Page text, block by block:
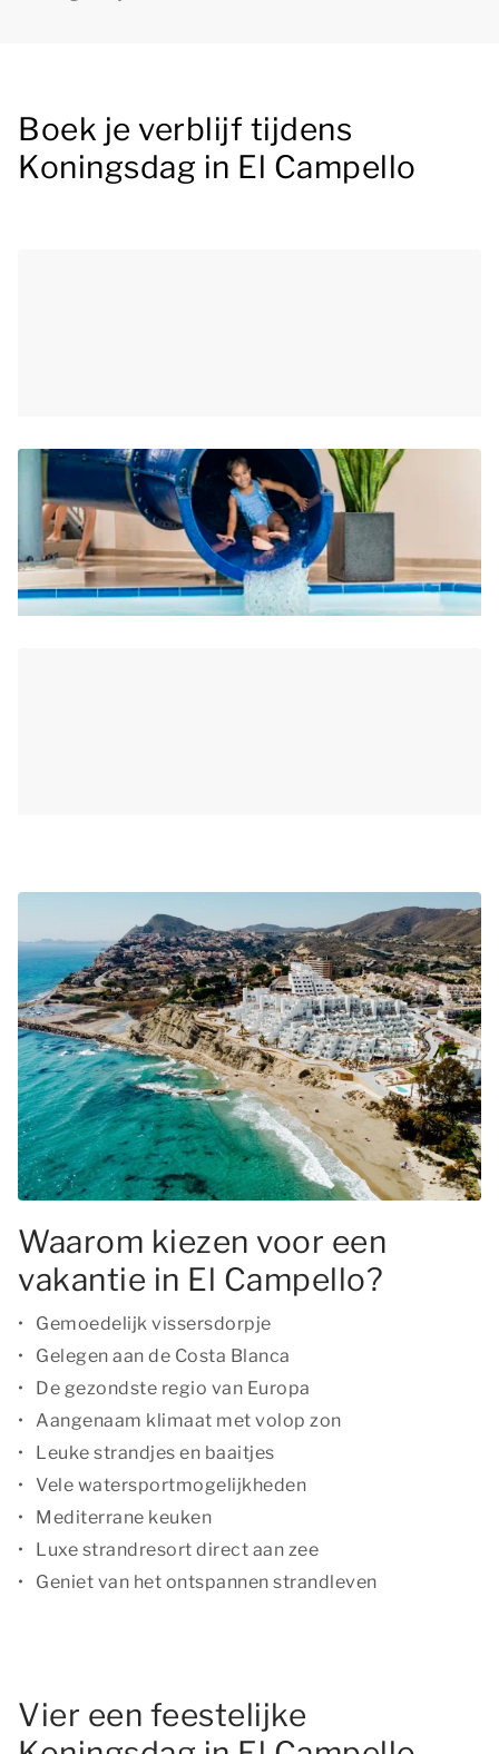
Boek je verblijf tijdens
Koningsdag in El Campello
Waarom kiezen voor een
vakantie in El Campello?
Gemoedelijk vissersdorpje
Gelegen aan de Costa Blanca
De gezondste regio van Europa
Aangenaam klimaat met volop zon
Leuke strandjes en baaitjes
Vele watersportmogelijkheden
Mediterrane keuken
Luxe strandresort direct aan zee
Geniet van het ontspannen strandleven
Vier een feestelijke